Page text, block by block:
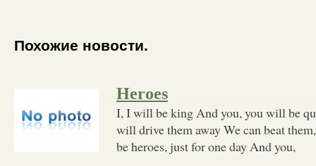
Похожие новости.
Heroes
I, I will be king And you, you will be
will drive them away We can beat
be heroes, just for one day And you,